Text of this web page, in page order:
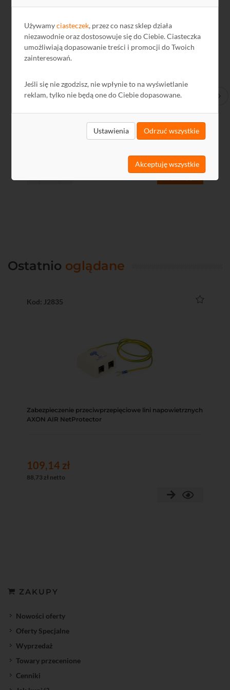
Używamyciasteczek, przez co nasz sklep działa
niezawodnie oraz dostosowuje się do Ciebie. Ciasteczka
umożliwiają dopasowanie treści i promocji do Twoich
zainteresowań.
Jeśli się nie zgodzisz, nie wpłynie to na wyświetlanie
reklam, tylko nie będą one do Ciebie dopasowane.
Ustawienia Odrzuć wszystkie
Akceptuję wszystkie
Zabezpieczenie sieci AXON PoE NetProtector
Ostatnio oglądane
Kod: J2835
Zabezpieczenie przeciwprzepięciowe lini napowietrznych
AXON AIR NetProtector
109,14 zł
88,73 zł netto
ZAKUPY
Nowości oferty
Oferty Specjalne
Wyprzedaż
Towary przecenione
Cenniki